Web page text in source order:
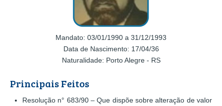
Mandato: 03/01/1990 a 31/12/1993
Data de Nascimento: 17/04/36
Naturalidade: Porto Alegre - RS
Principais Feitos
Resolução n° 683/90 – Que dispõe sobre alteração de valor